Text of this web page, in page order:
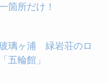
箇所だけ！
玻璃ヶ浦 緑岩荘のロ
五輪館」